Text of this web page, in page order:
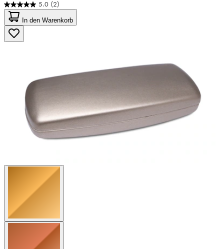
5.0 (2)
5.0
von
5
Sternen.
2
In den Warenkorb